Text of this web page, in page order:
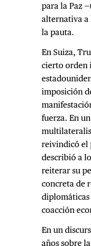
para la Paz
alternativa a
la pauta.
En Suiza,
cierto orden
imposición
fuerza. En
reivindicó el
describió a
reiterar su
concreta de
diplomáticas
coacción
En un
años sobre